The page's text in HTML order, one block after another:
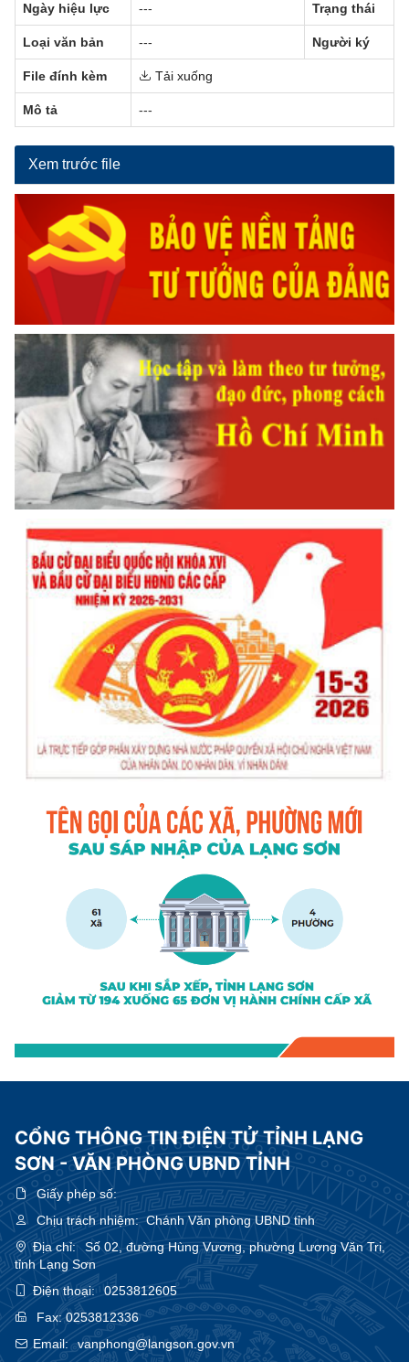
Ngày hiệu lực --- Trạng thái
Loại văn bản --- Người ký
File đính kèm Tải xuống
Mô tả ---
Xem trước file
CỔNG THÔNG TIN ĐIỆN TỬ TỈNH LẠNG
SƠN - VĂN PHÒNG UBND TỈNH
Giấy phép số:
Chịu trách nhiệm:Chánh Văn phòng UBND tỉnh
Địa chỉ:
Số 02, đường Hùng Vương, phường Lương Văn Tri,
tỉnh Lạng Sơn
Điện thoại:
0253812605
Fax:0253812336
Email:
vanphong@langson.gov.vn